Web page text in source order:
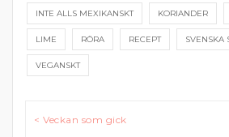
INTE ALLS MEXIKANSKT KORIANDER
LIME RÖRA RECEPT SVENSKA
VEGANSKT
Inläggsnavigering
< Veckan som gick